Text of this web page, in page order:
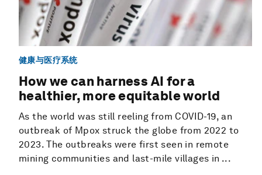
健康与医疗系统
How we can harness AI for a
healthier, more equitable world
As the world was still reeling from COVID-19, an
outbreak of Mpox struck the globe from 2022 to
2023. The outbreaks were first seen in remote
mining communities and last-mile villages in ...